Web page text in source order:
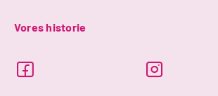
Vores historie